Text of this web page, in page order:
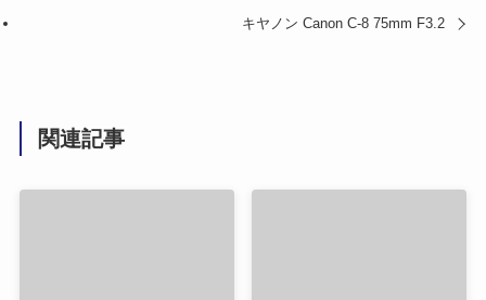
キヤノン Canon C-8 75mm F3.2
関連記事